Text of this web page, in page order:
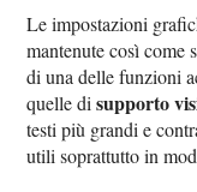
Le impostazioni
mantenute così come
di una delle funzioni
quelle disupporto
testi più grandi e
utili soprattutto in